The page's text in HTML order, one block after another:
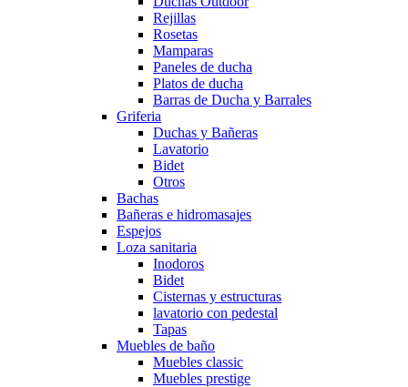
Rejillas
Rosetas
Mamparas
Paneles de ducha
Platos de ducha
Barras de Ducha y Barrales
Griferia
Duchas y Bañeras
Lavatorio
Bidet
Otros
Bachas
Bañeras e hidromasajes
Espejos
Loza sanitaria
Inodoros
Bidet
Cisternas y estructuras
lavatorio con pedestal
Tapas
Muebles de baño
Muebles classic
Muebles prestige